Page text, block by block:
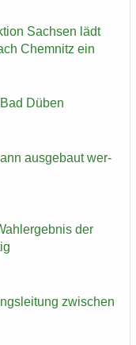
Sach­sen lädt
Chem­nitz ein
Düben
aus­ge­baut wer­
der
zwi­schen